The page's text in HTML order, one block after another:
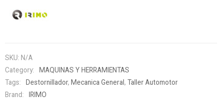
SKU: N/A
Category:
MAQUINAS Y HERRAMIENTAS
Tags:
Destornillador, Mecanica General , Taller Automotor
Brand:
IRIMO